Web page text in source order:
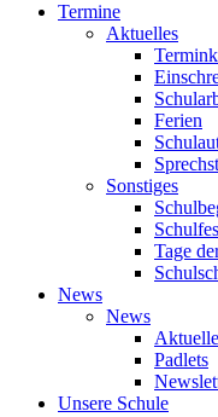
Termine
Aktuelles
Ferien
Sonstiges
Tage
News
News
Padlets
Unsere Schule